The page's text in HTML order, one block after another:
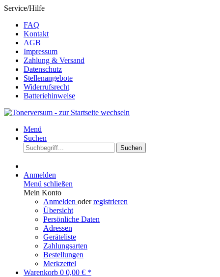
Service/Hilfe
FAQ
Kontakt
AGB
Impressum
Zahlung & Versand
Datenschutz
Stellenangebote
Widerrufsrecht
Batteriehinweise
Menü
Suchen
Suchen
Anmelden
Menü schließen
Mein Konto
Anmelden oderregistrieren
Übersicht
Persönliche Daten
Adressen
Geräteliste
Zahlungsarten
Bestellungen
Merkzettel
Warenkorb 0 0,00 € *